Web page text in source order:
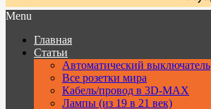
Menu
Главная
Статьи
Автоматический выключатель
Все розетки мира
Кабель/провод в 3D-MAX
Лампы (из 19 в 21 век)